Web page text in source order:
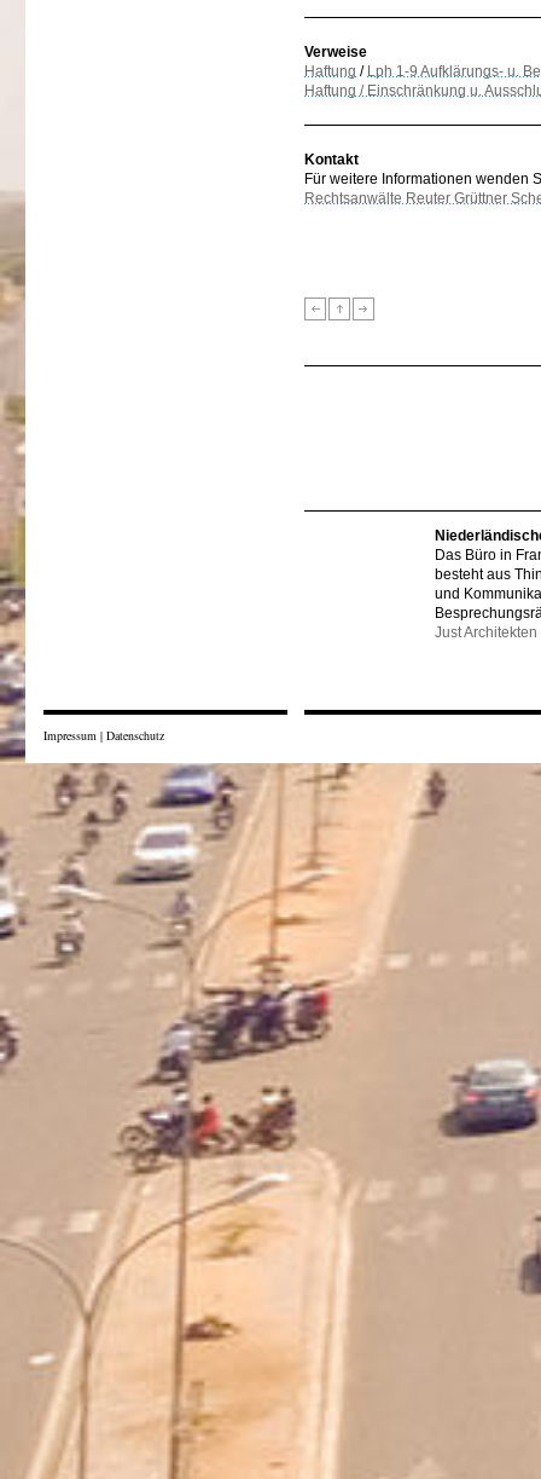
Verweise
Haftung / Lph 1-9 Aufklärungs- u.
Haftung / Einschränkung u.
Kontakt
Für weitere Informationen wenden
Rechtsanwälte Reuter Grüttner
Das Büro in
besteht aus
und
Just Architekten
Impressum | Datenschutz